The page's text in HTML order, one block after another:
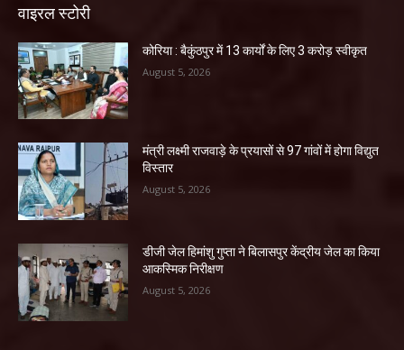
वाइरल स्टोरी
कोरिया : बैकुंठपुर में 13 कार्यों के लिए 3 करोड़ स्वीकृत
August 5, 2026
मंत्री लक्ष्मी राजवाड़े के प्रयासों से 97 गांवों में होगा विद्युत
विस्तार
August 5, 2026
डीजी जेल हिमांशु गुप्ता ने बिलासपुर केंद्रीय जेल का किया
आकस्मिक निरीक्षण
August 5, 2026